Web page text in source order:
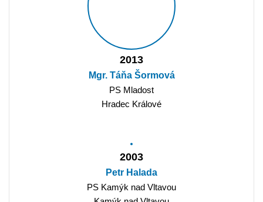
2013
Mgr. Táňa Šormová
PS Mladost
Hradec Králové
2003
Petr Halada
PS Kamýk nad Vltavou